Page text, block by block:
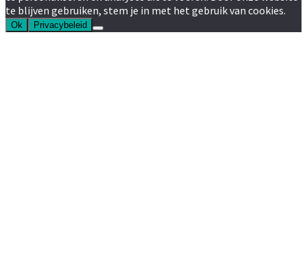
te blijven gebruiken, stem je in met het gebruik van cookies.
Ok Privacybeleid